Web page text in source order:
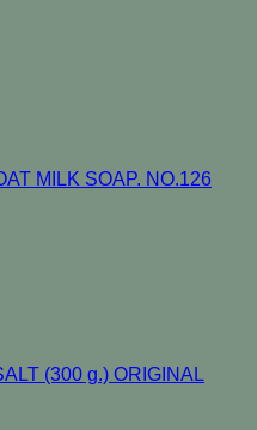
MILK SOAP. NO.126
(300 g.) ORIGINAL